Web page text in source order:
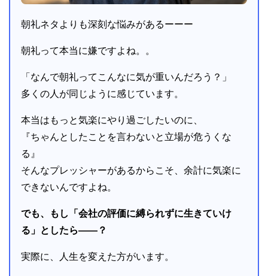
朝礼ネタよりも深刻な悩みがあるーーー
朝礼って本当に嫌ですよね。。
「なんで朝礼ってこんなに気が重いんだろう？」
多くの人が同じように感じています。
本当はもっと気楽にやり過ごしたいのに、
『ちゃんとしたことを言わないと立場が危うくな
る』
そんなプレッシャーがあるからこそ、余計に気楽に
できないんですよね。
でも、もし「会社の評価に縛られずに生きていけ
る」としたら――？
実際に、人生を変えた方がいます。